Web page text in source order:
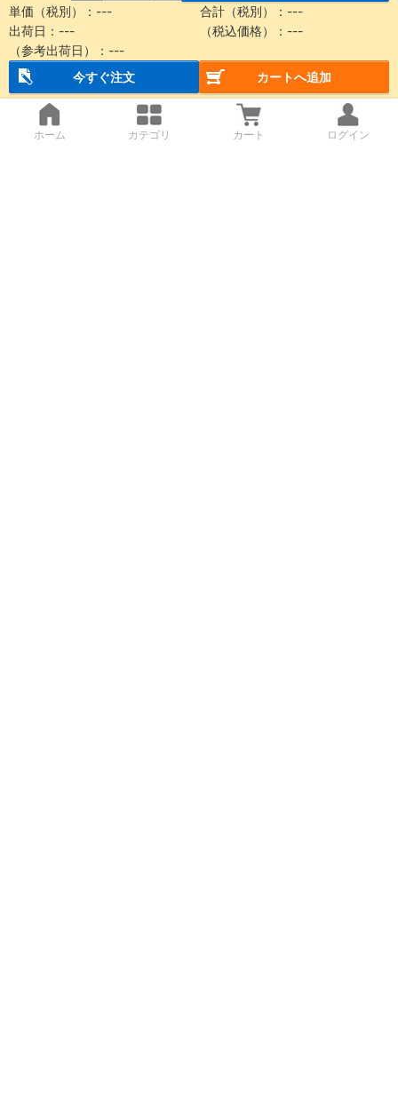
単価（税別）： --- 合計（税別）： ---
出荷日： --- （税込価格）： ---
（参考出荷日）： ---
今すぐ注文
カートへ追加
ホーム カテゴリ カート ログイン